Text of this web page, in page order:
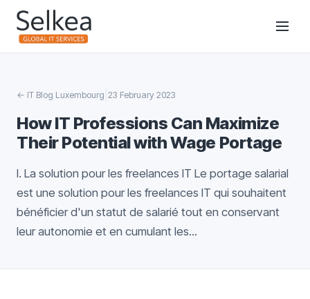
← IT Blog Luxembourg 23 February 2023
How IT Professions Can Maximize
Their Potential with Wage Portage
I. La solution pour les freelances IT Le portage salarial
est une solution pour les freelances IT qui souhaitent
bénéficier d'un statut de salarié tout en conservant
leur autonomie et en cumulant les...